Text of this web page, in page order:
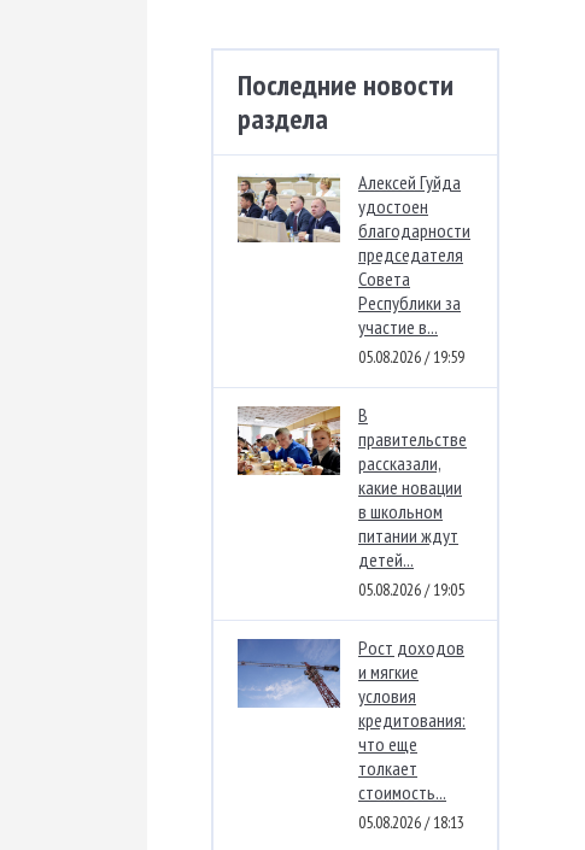
Последние новости
раздела
Алексей Гуйда
удостоен
благодарности
председателя
Совета
Республики за
участие в...
05.08.2026 / 19:59
В
правительстве
рассказали,
какие новации
в школьном
питании ждут
детей...
05.08.2026 / 19:05
Рост доходов
и мягкие
условия
кредитования:
что еще
толкает
стоимость...
05.08.2026 / 18:13